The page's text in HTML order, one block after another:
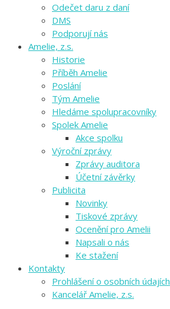
Odečet daru z daní
DMS
Podporují nás
Amelie, z.s.
Historie
Příběh Amelie
Poslání
Tým Amelie
Hledáme spolupracovníky
Spolek Amelie
Akce spolku
Výroční zprávy
Zprávy auditora
Účetní závěrky
Publicita
Novinky
Tiskové zprávy
Ocenění pro Amelii
Napsali o nás
Ke stažení
Kontakty
Prohlášení o osobních údajích
Kancelář Amelie, z.s.